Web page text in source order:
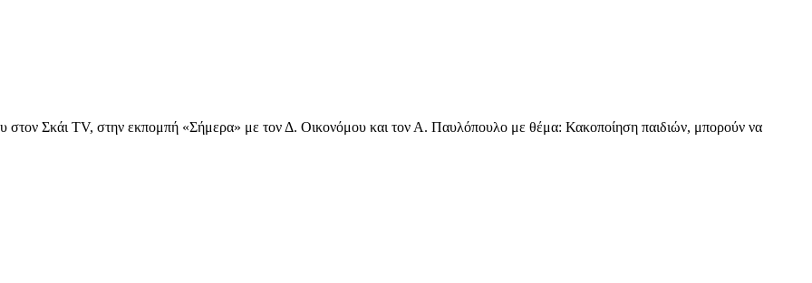
Σκάι TV, στην εκπομπή «Σήμερα» με τον Δ. Οικονόμου και τον Α. Παυλόπουλο με θέμα: Κακοποίηση παιδιών, μπορούν να